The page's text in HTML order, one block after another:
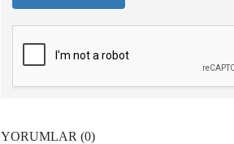
YORUMLAR (0)